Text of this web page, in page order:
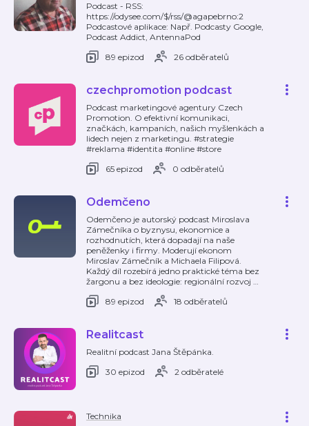
Podcast - RSS:
https://odysee.com/$/rss/@agapebrno:2
Podcastové aplikace: Např. Podcasty Google,
Podcast Addict, AntennaPod
89 epizod
26 odběratelů
czechpromotion podcast
Podcast marketingové agentury Czech
Promotion. O efektivní komunikaci,
značkách, kampaních, našich myšlenkách a
lidech nejen z marketingu. #strategie
#reklama #identita #online #store
65 epizod
0 odběratelů
Odemčeno
Odemčeno je autorský podcast Miroslava
Zámečníka o byznysu, ekonomice a
rozhodnutích, která dopadají na naše
peněženky i firmy. Moderují ekonom
Miroslav Zámečník a Michaela Filipová.
Každý díl rozebírá jedno praktické téma bez
žargonu a bez ideologie: regionální rozvoj …
89 epizod
18 odběratelů
Realitcast
Realitní podcast Jana Štěpánka.
30 epizod
2 odběratelé
Technika